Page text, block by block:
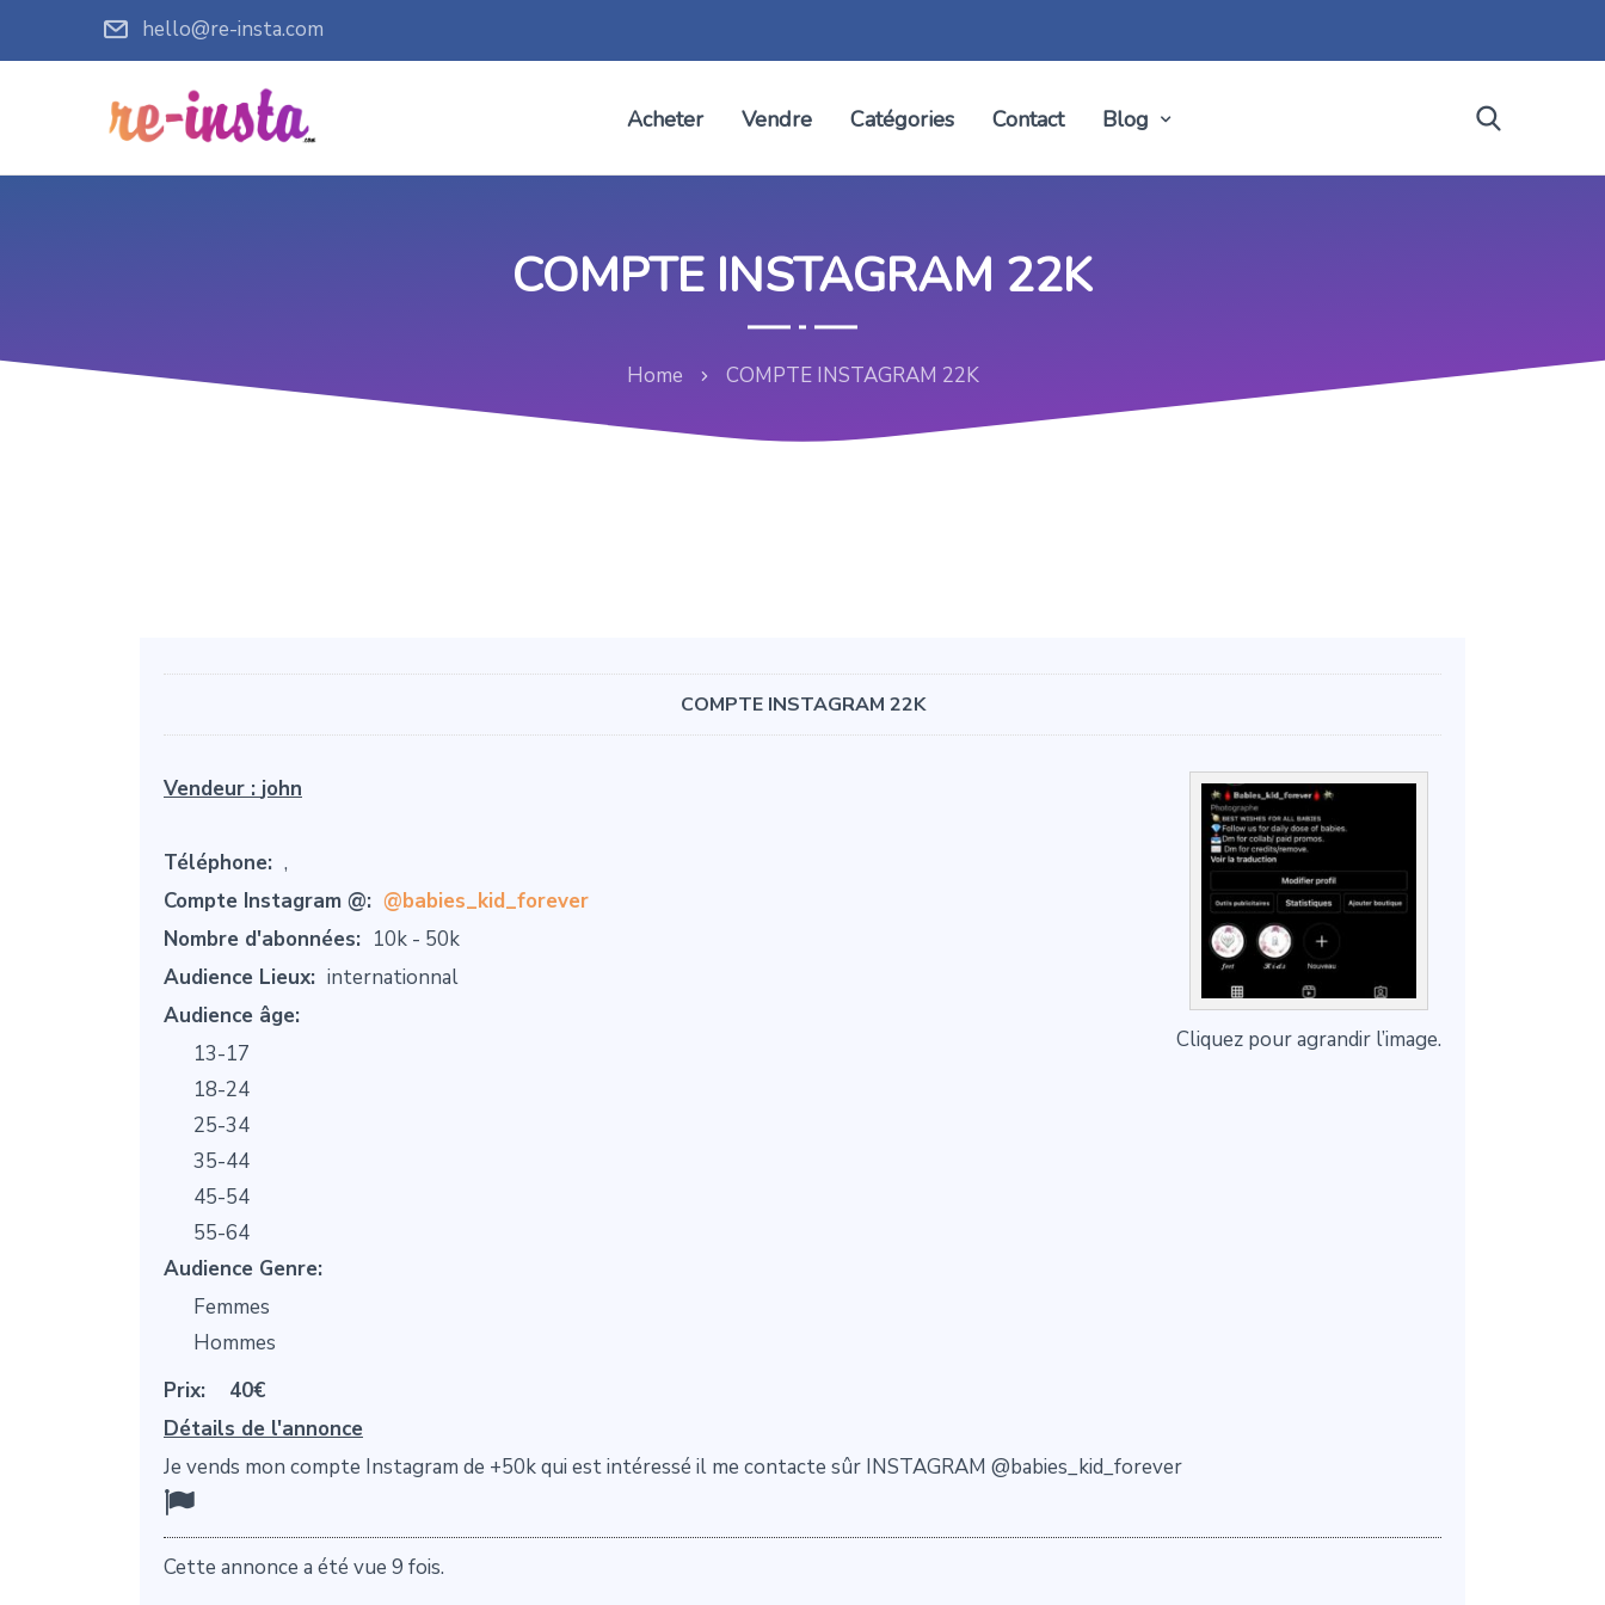
hello@re-insta.com
Acheter Vendre Catégories Contact Blog
COMPTE INSTAGRAM 22K
Home COMPTE INSTAGRAM 22K
COMPTE INSTAGRAM 22K
Cliquez pour agrandir l’image.
Vendeur : john
Téléphone: ,
Compte Instagram @: @babies_kid_forever
Nombre d'abonnées: 10k - 50k
Audience Lieux: internationnal
Audience âge:
13-17
18-24
25-34
35-44
45-54
55-64
Audience Genre:
Femmes
Hommes
Prix:
40€
Détails de l'annonce
Je vends mon compte Instagram de +50k qui est intéressé il me contacte sûr INSTAGRAM @babies_kid_forever
Cette annonce a été vue 9 fois.